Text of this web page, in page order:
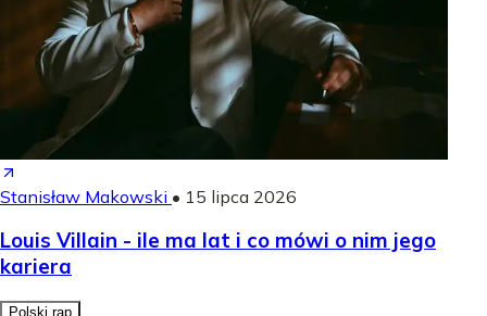
Stanisław Makowski • 15 lipca 2026
Louis Villain - ile ma lat i co mówi o nim jego
kariera
Polski rap